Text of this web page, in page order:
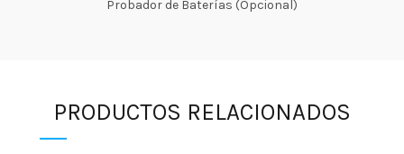
Probador de Baterías (Opcional)
PRODUCTOS RELACIONADOS